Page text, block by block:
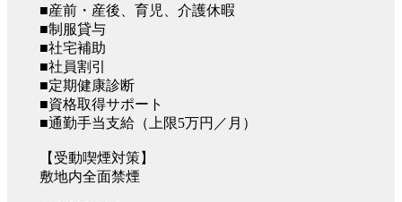
■産前・産後、育児、介護休暇
■制服貸与
■社宅補助
■社員割引
■定期健康診断
■資格取得サポート
■通勤手当支給（上限5万円／月）
【受動喫煙対策】
敷地内全面禁煙